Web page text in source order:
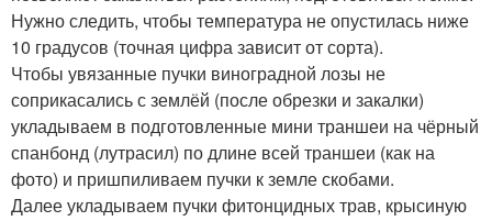
Нужно следить, чтобы температура не опустилась ниже
10 градусов (точная цифра зависит от сорта).
Чтобы увязанные пучки виноградной лозы не
соприкасались с землёй (после обрезки и закалки)
укладываем в подготовленные мини траншеи на чёрный
спанбонд (лутрасил) по длине всей траншеи (как на
фото) и пришпиливаем пучки к земле скобами.
Далее укладываем пучки фитонцидных трав, крысиную